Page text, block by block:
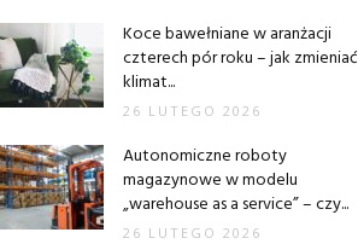
Koce bawełniane w aranżacji
czterech pór roku – jak zmieniać
klimat...
26 LUTEGO 2026
Autonomiczne roboty
magazynowe w modelu
„warehouse as a service” – czy...
26 LUTEGO 2026